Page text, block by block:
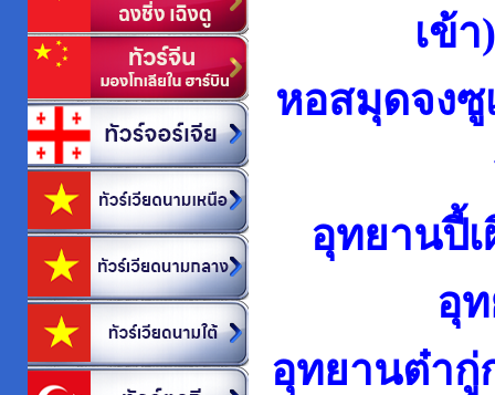
เข้
หอสมุดจงซู
อุทยานปี้เ
อุ
อุทยานต๋ากู่